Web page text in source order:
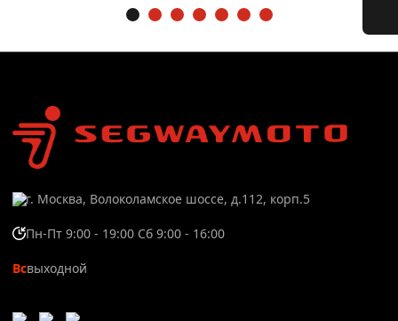
г. Москва, Волоколамское шоссе, д.112, корп.5
Пн-Пт 9:00 - 19:00 Сб 9:00 - 16:00
Всвыходной